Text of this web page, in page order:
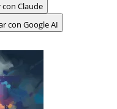
con Claude
con Google AI